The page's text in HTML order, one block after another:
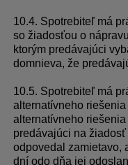
10.4. Spotrebiteľ má
so žiadosťou o
ktorým predávajúci
domnieva, že
10.5. Spotrebiteľ má
alternatívneho riešenia
alternatívneho
predávajúci na
odpovedal zamietavo,
dní odo dňa jej